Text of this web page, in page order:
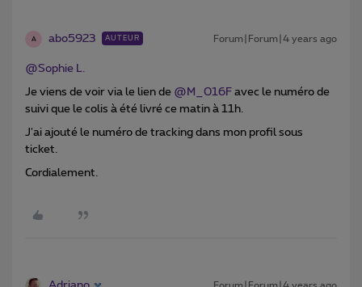
A abo5923 AUTEUR Forum|Forum|4 years ago
@Sophie L.
Je viens de voir via le lien de @M_016F avec le numéro de
suivi que le colis à été livré ce matin à 11h.
J'ai ajouté le numéro de tracking dans mon profil sous
ticket.
Cordialement.